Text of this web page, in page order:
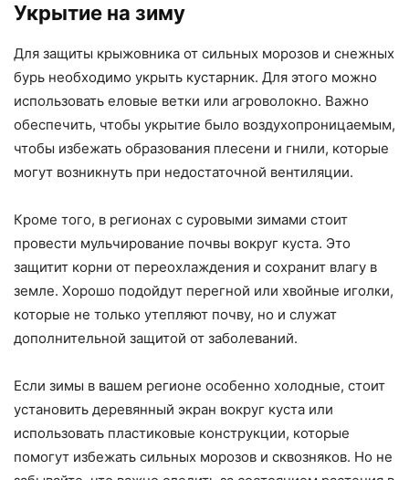
Укрытие на зиму
Для защиты крыжовника от сильных морозов и снежных
бурь необходимо укрыть кустарник. Для этого можно
использовать еловые ветки или агроволокно. Важно
обеспечить, чтобы укрытие было воздухопроницаемым,
чтобы избежать образования плесени и гнили, которые
могут возникнуть при недостаточной вентиляции.
Кроме того, в регионах с суровыми зимами стоит
провести мульчирование почвы вокруг куста. Это
защитит корни от переохлаждения и сохранит влагу в
земле. Хорошо подойдут перегной или хвойные иголки,
которые не только утепляют почву, но и служат
дополнительной защитой от заболеваний.
Если зимы в вашем регионе особенно холодные, стоит
установить деревянный экран вокруг куста или
использовать пластиковые конструкции, которые
помогут избежать сильных морозов и сквозняков. Но не